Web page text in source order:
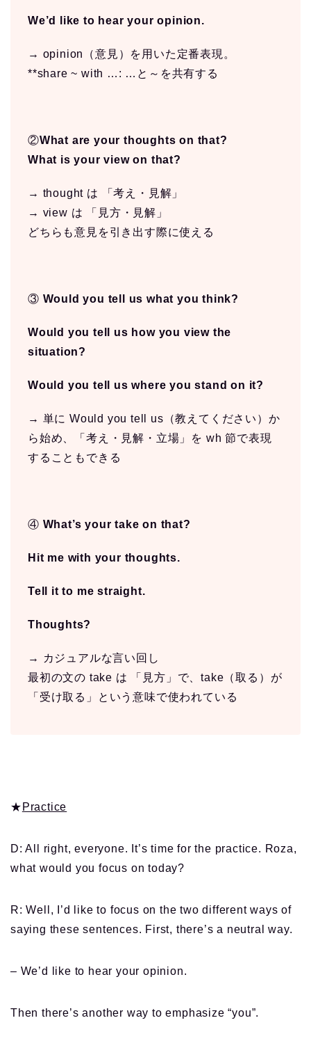
We’d like to hear your opinion.
→ opinion（意見）を用いた定番表現。
**share ~ with …: …と～を共有する
②What are your thoughts on that?
What is your view on that?
→ thought は 「考え・見解」
→ view は 「見方・見解」
どちらも意見を引き出す際に使える
③ Would you tell us what you think?
Would you tell us how you view the
situation?
Would you tell us where you stand on it?
→ 単に Would you tell us（教えてください）か
ら始め、「考え・見解・立場」を wh 節で表現
することもできる
④ What’s your take on that?
Hit me with your thoughts.
Tell it to me straight.
Thoughts?
→ カジュアルな言い回し
最初の文の take は 「見方」で、take（取る）が
「受け取る」という意味で使われている
★ Practice
D: All right, everyone. It’s time for the practice. Roza,
what would you focus on today?
R: Well, I’d like to focus on the two different ways of
saying these sentences. First, there’s a neutral way.
– We’d like to hear your opinion.
Then there’s another way to emphasize “you”.